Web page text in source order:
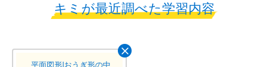
キミが最近調べた学習内容
平面図形|おうぎ形の中